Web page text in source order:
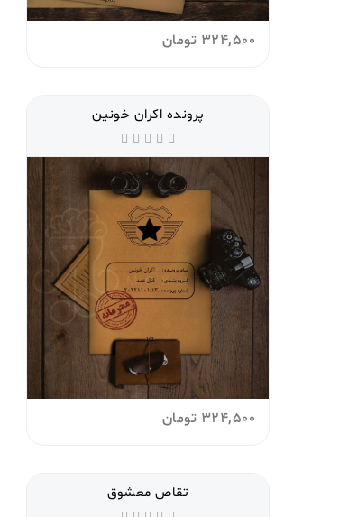
324,500 تومان
پرونده اکران خونین
324,500 تومان
تقاص معشوق